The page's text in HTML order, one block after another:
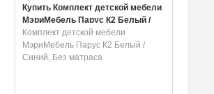
Купить Комплект детской мебели
МэриМебель Парус К2 Белый /
Синий, Без матраса
Комплект детской мебели
МэриМебель Парус К2 Белый /
Синий, Без матраса